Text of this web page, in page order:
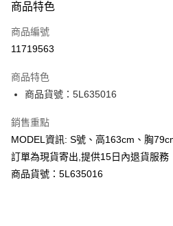
信用卡一次付款
超商取貨付款
Apple Pay
Google Pay
運送方式
全家取貨付款
商品特色
商品編號
11719563
商品特色
商品貨號：5L635016
銷售重點
MODEL資訊: S號、高163cm、胸
訂單為現貨寄出,提供15日內退貨服務
商品貨號：5L635016